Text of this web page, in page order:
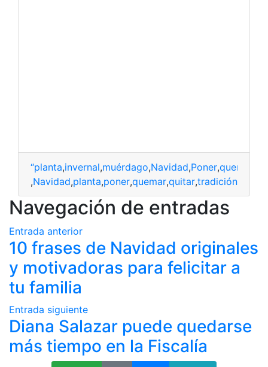
“planta,invernal,muérdago,Navidad,Poner,quemar
,Navidad,planta,poner,quemar,quitar,tradición
Navegación de entradas
Entrada anterior
10 frases de Navidad originales
y motivadoras para felicitar a
tu familia
Entrada siguiente
Diana Salazar puede quedarse
más tiempo en la Fiscalía